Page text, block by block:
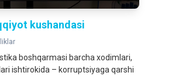
kushandasi
boshqarmasi barcha xodimlari,
ishtirokida – korruptsiyaga qarshi